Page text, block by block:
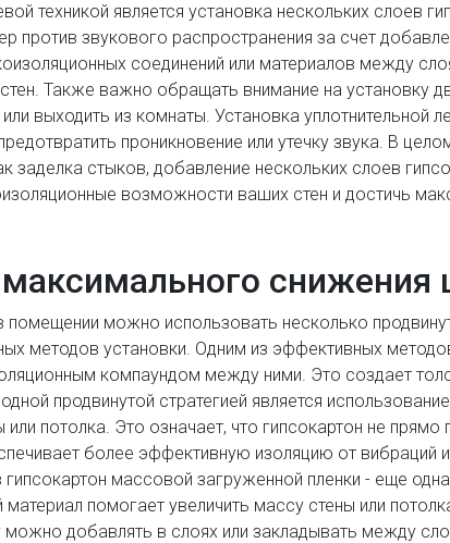
техникой является установка нескольких слоев
звукового распространения за счет
соединений или материалов между
Также важно обращать внимание на установку
выходить из комнаты. Установка уплотнительной
проникновение или утечку звука. В
заделка стыков, добавление нескольких слоев
возможности ваших стен и достичь
снижения
можно использовать несколько
методов установки. Одним из эффективных
компаундом между ними. Это создает
продвинутой стратегией является
потолка. Это означает, что гипсокартон не прямо
более эффективную изоляцию от вибраций
массовой загруженной пленки - еще одна
помогает увеличить массу стены или
добавлять в слоях или закладывать между